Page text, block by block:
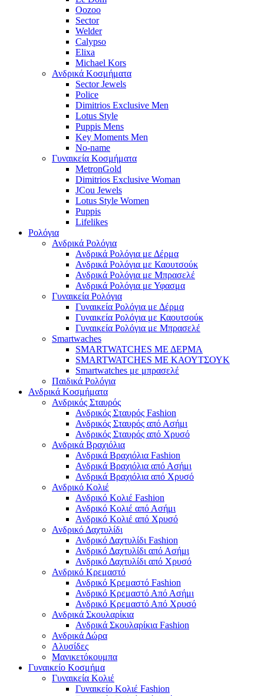
Oozoo
Sector
Welder
Calypso
Elixa
Michael Kors
Ανδρικά Κοσμήματα
Sector Jewels
Police
Dimitrios Exclusive Men
Lotus Style
Puppis Mens
Key Moments Men
No-name
Γυναικεία Κοσμήματα
MetronGold
Dimitrios Exclusive Woman
JCou Jewels
Lotus Style Women
Puppis
Lifelikes
Ρολόγια
Ανδρικά Ρολόγια
Ανδρικά Ρολόγια με Δέρμα
Ανδρικά Ρολόγια με Καουτσούκ
Ανδρικά Ρολόγια με Μπρασελέ
Ανδρικά Ρολόγια με Υφασμα
Γυναικεία Ρολόγια
Γυναικεία Ρολόγια με Δέρμα
Γυναικεία Ρολόγια με Καουτσούκ
Γυναικεία Ρολόγια με Μπρασελέ
Smartwaches
SMARTWATCHES ΜΕ ΔΕΡΜΑ
SMARTWATCHES ΜΕ ΚΑΟΥΤΣΟΥΚ
Smartwatches με μπρασελέ
Παιδικά Ρολόγια
Ανδρικά Κοσμήματα
Ανδρικός Σταυρός
Ανδρικός Σταυρός Fashion
Ανδρικός Σταυρός από Ασήμι
Ανδρικός Σταυρός από Χρυσό
Ανδρικά Βραχιόλια
Ανδρικά Βραχιόλια Fashion
Ανδρικά Βραχιόλια από Ασήμι
Ανδρικά Βραχιόλια από Χρυσό
Ανδρικό Κολιέ
Ανδρικό Κολιέ Fashion
Ανδρικό Κολιέ από Ασήμι
Ανδρικό Κολιέ από Χρυσό
Ανδρικό Δαχτυλίδι
Ανδρικό Δαχτυλίδι Fashion
Ανδρικό Δαχτυλίδι από Ασήμι
Ανδρικό Δαχτυλίδι από Χρυσό
Ανδρικό Κρεμαστό
Ανδρικό Κρεμαστό Fashion
Ανδρικό Κρεμαστό Από Ασήμι
Ανδρικό Κρεμαστό Από Χρυσό
Ανδρικά Σκουλαρίκια
Ανδρικά Σκουλαρίκια Fashion
Ανδρικά Δώρα
Αλυσίδες
Μανικετόκουμπα
Γυναικείο Κοσμήμα
Γυναικεία Κολιέ
Γυναικείο Κολιέ Fashion